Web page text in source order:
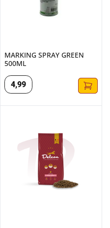
MARKING SPRAY GREEN
500ML
4,99